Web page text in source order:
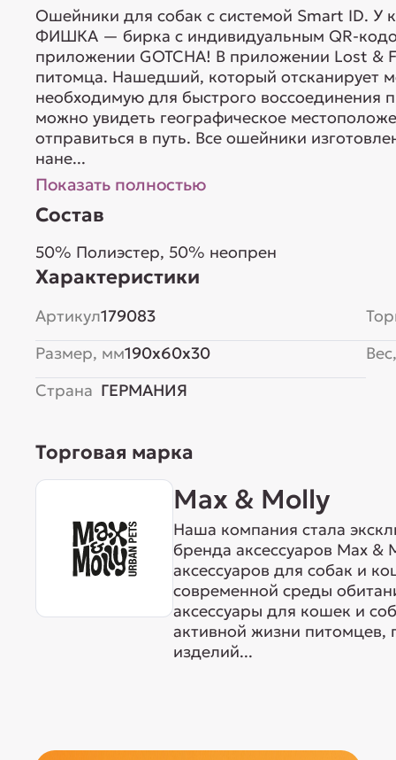
Ошейники для собак с системой Smart ID. У
ФИШКА — бирка с индивидуальным QR-
приложении GOTCHA! В приложении Lost &
питомца. Нашедший, который отсканирует
необходимую для быстрого воссоединения
можно увидеть географическое
отправиться в путь. Все ошейники
нане...
Показать полностью
Состав
50% Полиэстер, 50% неопрен
Характеристики
Артикул179083
Размер, мм190x60x30
Страна ГЕРМАНИЯ
Торговая марка
Max & Molly
Наша компания стала
бренда аксессуаров Max
аксессуаров для собак и
современной среды
аксессуары для кошек и
активной жизни питомцев,
изделий...